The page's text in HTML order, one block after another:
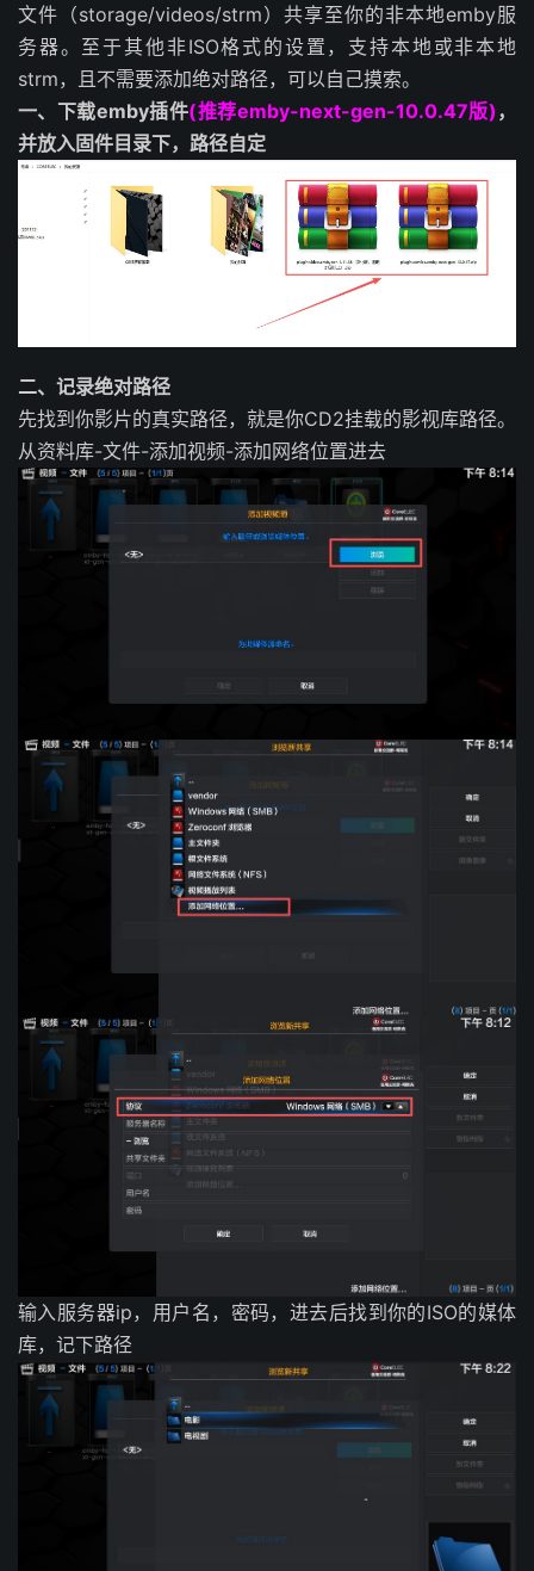
文件 （storage/videos/strm） 共享至你的非本地emby服
务器。至于其他非ISO格式的设置，支持本地或非本地
strm，且不需要添加绝对路径，可以自己摸索。
一、下载emby插件(推荐emby-next-gen-10.0.47版) ，
并放入固件目录下，路径自定
二、记录绝对路径
先找到你影片的真实路径， 就是你CD2挂载的影视库路径。
从资料库-文件-添加视频-添加网络位置进去
输入服务器ip，用户名，密码，进去后找到你的ISO的媒体
库，记下路径